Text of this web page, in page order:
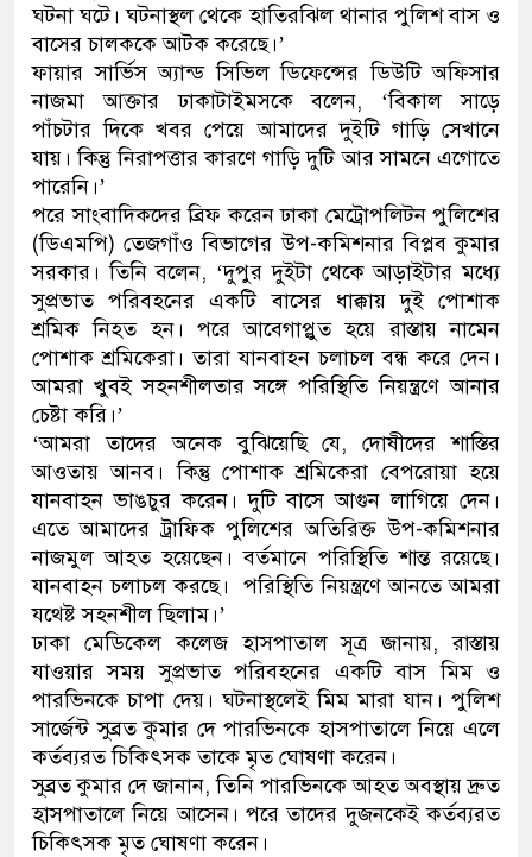
ঘটনা ঘটে। ঘটনাস্থল থেকে হাতিরঝিল থানার পুলিশ বাস ও
বাসের চালককে আটক করেছে।’
ফায়ার সার্ভিস অ্যান্ড সিভিল ডিফেন্সের ডিউটি অফিসার
নাজমা আক্তার ঢাকাটাইমসকে বলেন, ‘বিকাল সাড়ে
পাঁচটার দিকে খবর পেয়ে আমাদের দুইটি গাড়ি সেখানে
যায়। কিন্তু নিরাপত্তার কারণে গাড়ি দুটি আর সামনে এগোতে
পারেনি।’
পরে সাংবাদিকদের ব্রিফ করেন ঢাকা মেট্রোপলিটন পুলিশের
(ডিএমপি) তেজগাঁও বিভাগের উপ-কমিশনার বিপ্লব কুমার
সরকার। তিনি বলেন, ‘দুপুর দুইটা থেকে আড়াইটার মধ্যে
সুপ্রভাত পরিবহনের একটি বাসের ধাক্কায় দুই পোশাক
শ্রমিক নিহত হন। পরে আবেগাপ্লুত হয়ে রাস্তায় নামেন
পোশাক শ্রমিকেরা। তারা যানবাহন চলাচল বন্ধ করে দেন।
আমরা খুবই সহনশীলতার সঙ্গে পরিস্থিতি নিয়ন্ত্রণে আনার
চেষ্টা করি।’
‘আমরা তাদের অনেক বুঝিয়েছি যে, দোষীদের শাস্তির
আওতায় আনব। কিন্তু পোশাক শ্রমিকেরা বেপরোয়া হয়ে
যানবাহন ভাঙচুর করেন। দুটি বাসে আগুন লাগিয়ে দেন।
এতে আমাদের ট্রাফিক পুলিশের অতিরিক্ত উপ-কমিশনার
নাজমুল আহত হয়েছেন। বর্তমানে পরিস্থিতি শান্ত রয়েছে।
যানবাহন চলাচল করছে। পরিস্থিতি নিয়ন্ত্রণে আনতে আমরা
যথেষ্ট সহনশীল ছিলাম।’
ঢাকা মেডিকেল কলেজ হাসপাতাল সূত্র জানায়, রাস্তায়
যাওয়ার সময় সুপ্রভাত পরিবহনের একটি বাস মিম ও
পারভিনকে চাপা দেয়। ঘটনাস্থলেই মিম মারা যান। পুলিশ
সার্জেন্ট সুব্রত কুমার দে পারভিনকে হাসপাতালে নিয়ে এলে
কর্তব্যরত চিকিৎসক তাকে মৃত ঘোষণা করেন।
সুব্রত কুমার দে জানান, তিনি পারভিনকে আহত অবস্থায় দ্রুত
হাসপাতালে নিয়ে আসেন। পরে তাদের দুজনকেই কর্তব্যরত
চিকিৎসক মৃত ঘোষণা করেন।